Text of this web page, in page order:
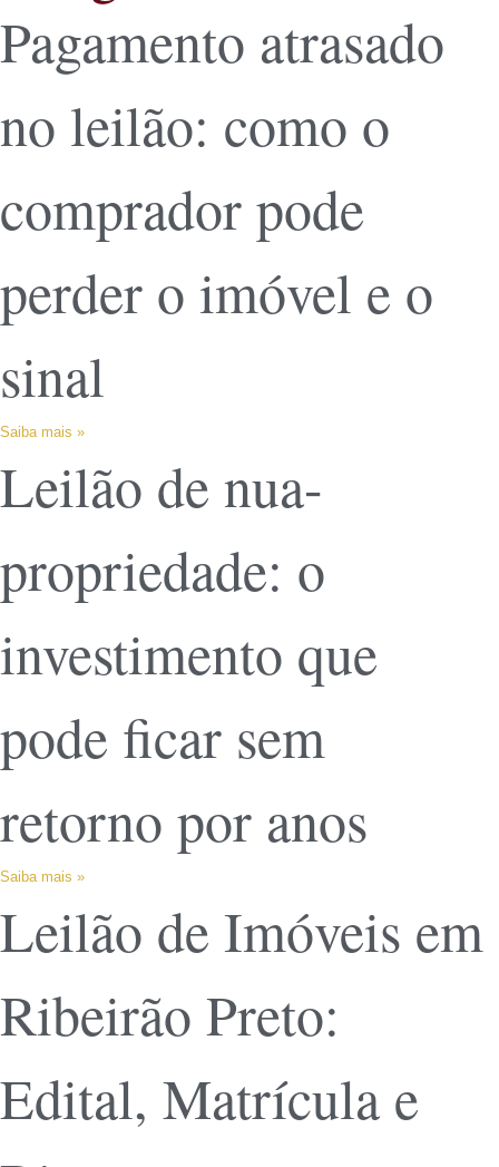
Pagamento atrasado
no leilão: como o
comprador pode
perder o imóvel e o
sinal
Saiba mais »
Leilão de nua-
propriedade: o
investimento que
pode ficar sem
retorno por anos
Saiba mais »
Leilão de Imóveis em
Ribeirão Preto:
Edital, Matrícula e